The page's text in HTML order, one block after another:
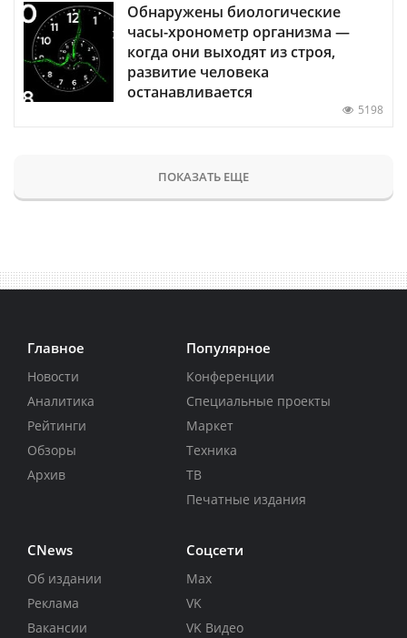
Обнаружены биологические
часы-хронометр организма —
когда они выходят из строя,
развитие человека
останавливается
5198
ПОКАЗАТЬ ЕЩЕ
Главное
Новости
Аналитика
Рейтинги
Обзоры
Архив
Популярное
Конференции
Специальные проекты
Маркет
Техника
ТВ
Печатные издания
CNews
Об издании
Реклама
Вакансии
Соцсети
Max
VK
VK Видео